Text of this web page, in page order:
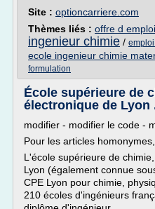
Site : optioncarriere.com
Thèmes liés : offre d
ingenieur chimie /
ecole ingenieur chimie
formulation
École supérieure de
électronique de Lyon
modifier - modifier le code -
Pour les articles homonymes,
L'école supérieure de
Lyon (également connue
CPE Lyon pour chimie,
210 écoles d'ingénieurs